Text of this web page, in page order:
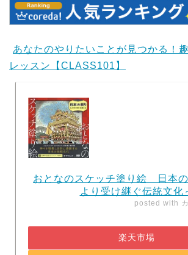
あなたのやりたいことが見つかる！
レッスン【CLASS101】
おとなのスケッチ塗り絵 日本
より受け継ぐ伝統文化
posted with
楽天市場